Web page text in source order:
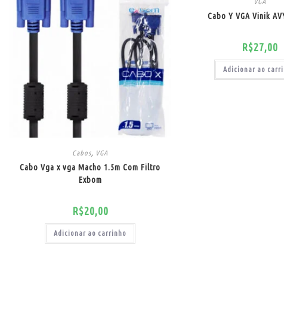
Cabos, VGA
Cabo Vga x vga Macho 1.5m Com Filtro
Exbom
R$20,00
Adicionar ao carrinho
VGA
Cabo Y VGA Vinik
R$27,00
Adicionar ao